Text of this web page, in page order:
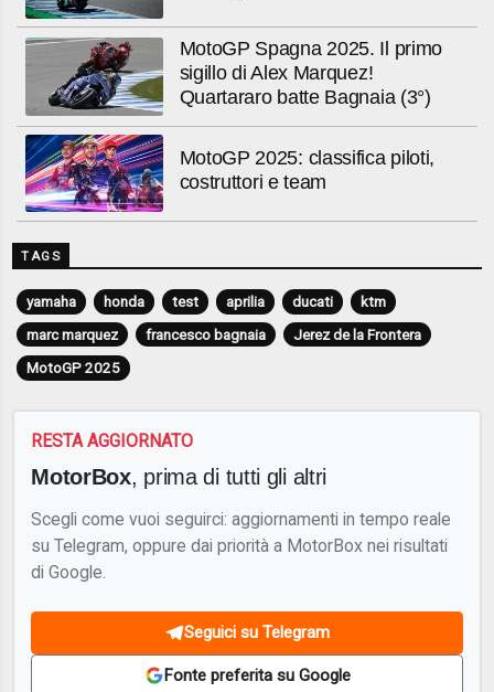
MotoGP Spagna 2025. Il primo
sigillo di Alex Marquez!
Quartararo batte Bagnaia (3°)
MotoGP 2025: classifica piloti,
costruttori e team
TAGS
yamaha honda test aprilia ducati
ktm
marc marquez
francesco bagnaia
Jerez de la Frontera
MotoGP 2025
RESTA AGGIORNATO
MotorBox, prima di tutti gli altri
Scegli come vuoi seguirci: aggiornamenti in tempo reale
su Telegram, oppure dai priorità a MotorBox nei risultati
di Google.
Seguici su Telegram
Fonte preferita su Google